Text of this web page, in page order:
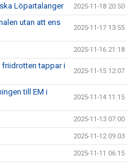
Löpartalanger 2025-11-18 20:50
utan att ens
2025-11-17 13:55
2025-11-16 21:18
tappar i
2025-11-15 12:07
till EM i
2025-11-14 11:15
2025-11-13 07:00
2025-11-12 09:03
2025-11-11 06:15